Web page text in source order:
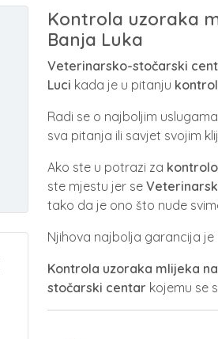
Kontrola uzoraka
Banja Luka
Veterinarsko-stočarski
Luci kada je u pitanju
Radi se o najboljim uslugama
sva pitanja ili savjet svojim
Ako ste u potrazi za
ste mjestu jer se
tako da je ono što nude
Njihova najbolja garancija je
Kontrola uzoraka mlijeka
stočarski centar kojemu se